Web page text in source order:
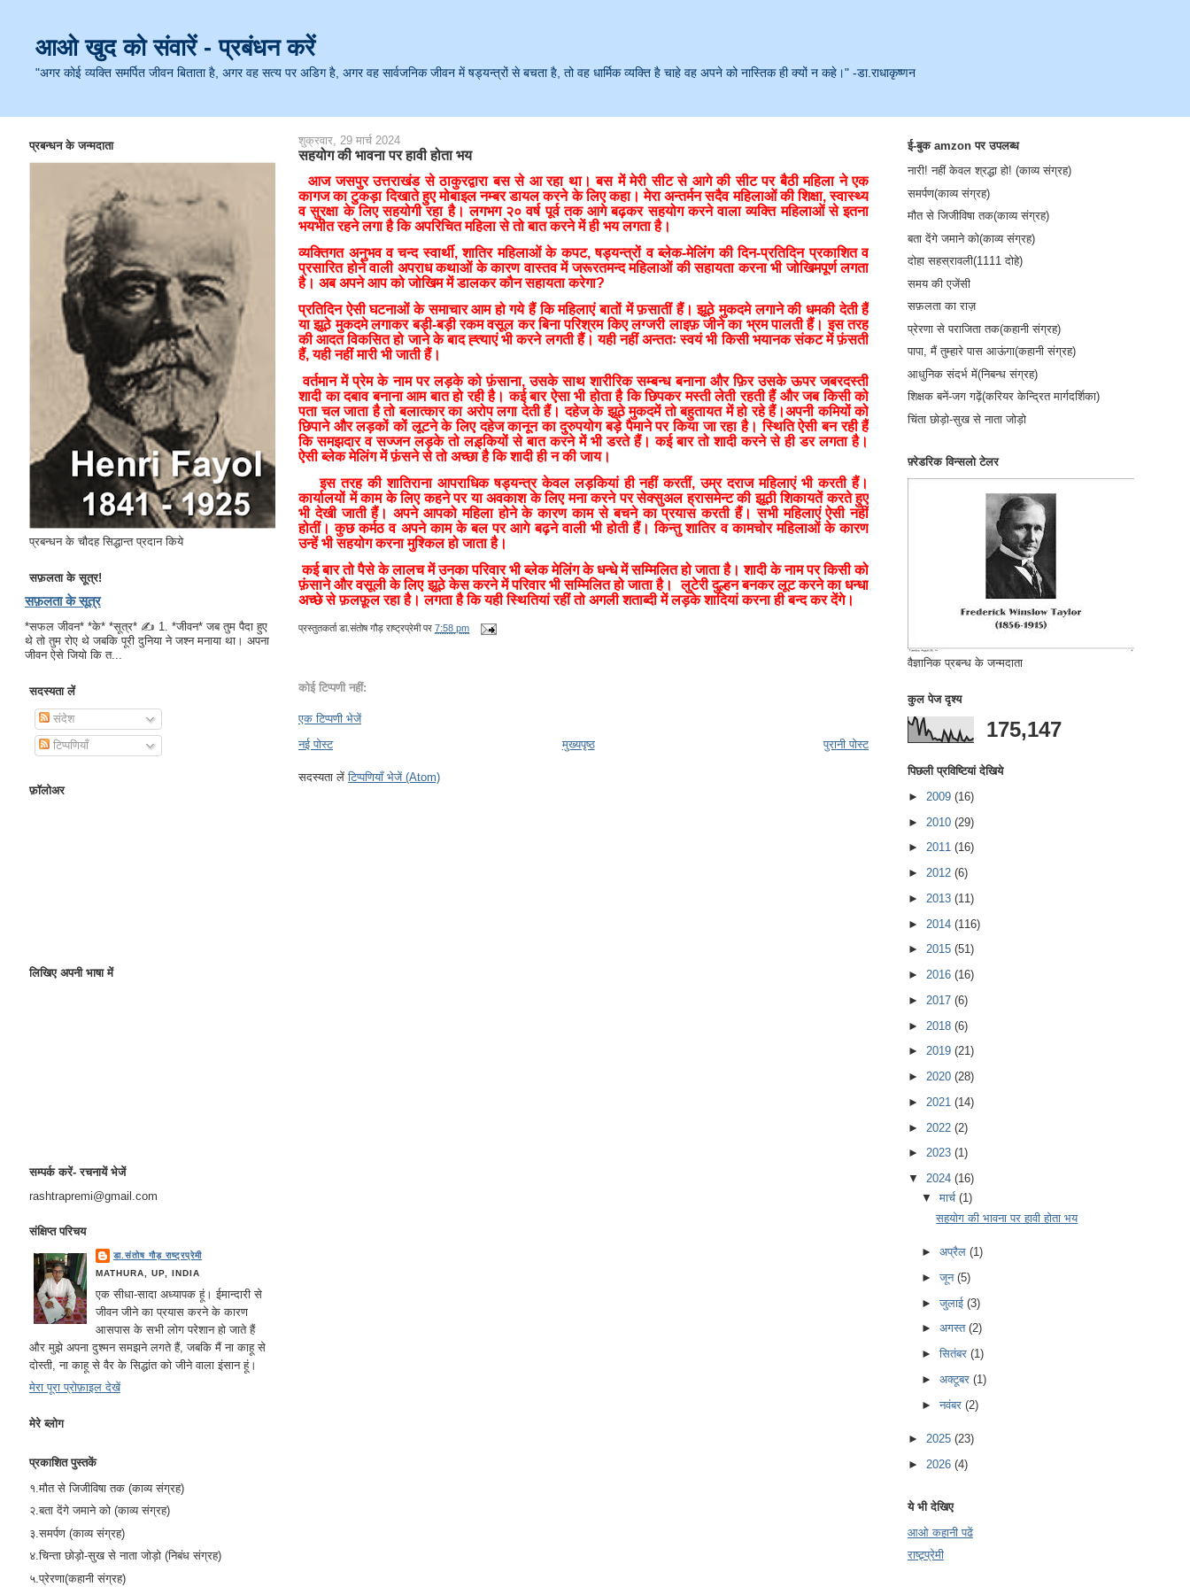
आओ खुद को संवारें - प्रबंधन करें
"अगर कोई व्यक्ति समर्पित जीवन बिताता है, अगर वह सत्य पर अडिग है, अगर वह सार्वजनिक जीवन में षड्यन्त्रों से बचता है, तो वह धार्मिक व्यक्ति है चाहे वह अपने को नास्तिक ही क्यों न कहे।" -डा.राधाकृष्णन
प्रबन्धन के जन्मदाता
प्रबन्धन के चौदह सिद्धान्त प्रदान किये
सफ़लता के सूत्र!
सफ़लता के सूत्र
*सफल जीवन* *के* *सूत्र* ✍ 1. *जीवन* जब तुम पैदा हुए
थे तो तुम रोए थे जबकि पूरी दुनिया ने जश्न मनाया था। अपना
जीवन ऐसे जियो कि त...
सदस्यता लें
संदेश
टिप्पणियाँ
फ़ॉलोअर
लिखिए अपनी भाषा में
सम्पर्क करें- रचनायें भेजें
rashtrapremi@gmail.com
संक्षिप्त परिचय
डा.संतोष गौड़ राष्ट्रप्रेमी
MATHURA, UP, INDIA
एक सीधा-सादा अध्यापक हूं। ईमान्दारी से
जीवन जीने का प्रयास करने के कारण
आसपास के सभी लोग परेशान हो जाते हैं
और मुझे अपना दुश्मन समझने लगते हैं, जबकि मैं ना काहू से
दोस्ती, ना काहू से वैर के सिद्धांत को जीने वाला इंसान हूं।
मेरा पूरा प्रोफ़ाइल देखें
मेरे ब्लोग
प्रकाशित पुस्तकें
१.मौत से जिजीविषा तक (काव्य संग्रह)
२.बता देंगे जमाने को (काव्य संग्रह)
३.समर्पण (काव्य संग्रह)
४.चिन्ता छोड़ो-सुख से नाता जोड़ो (निबंध संग्रह)
५.प्रेरणा(कहानी संग्रह)
शुक्रवार, 29 मार्च 2024
सहयोग की भावना पर हावी होता भय
आज जसपुर उत्तराखंड से ठाकुरद्वारा बस से आ रहा था। बस में मेरी सीट से आगे की सीट पर बैठी महिला ने एक
कागज का टुकड़ा दिखाते हुए मोबाइल नम्बर डायल करने के लिए कहा। मेरा अन्तर्मन सदैव महिलाओं की शिक्षा, स्वास्थ्य
व सुरक्षा के लिए सहयोगी रहा है। लगभग २० वर्ष पूर्व तक आगे बढ़कर सहयोग करने वाला व्यक्ति महिलाओं से इतना
भयभीत रहने लगा है कि अपरिचित महिला से तो बात करने में ही भय लगता है।
व्यक्तिगत अनुभव व चन्द स्वार्थी, शातिर महिलाओं के कपट, षड्यन्त्रों व ब्लेक-मेलिंग की दिन-प्रतिदिन प्रकाशित व
प्रसारित होने वाली अपराध कथाओं के कारण वास्तव में जरूरतमन्द महिलाओं की सहायता करना भी जोखिमपूर्ण लगता
है। अब अपने आप को जोखिम में डालकर कौन सहायता करेगा?
प्रतिदिन ऐसी घटनाओं के समाचार आम हो गये हैं कि महिलाएं बातों में फ़सातीं हैं। झूठे मुकदमे लगाने की धमकी देती हैं
या झूठे मुकदमे लगाकर बड़ी-बड़ी रकम वसूल कर बिना परिश्रम किए लग्जरी लाइफ़ जीने का भ्रम पालती हैं। इस तरह
की आदत विकसित हो जाने के बाद ह्त्याएं भी करने लगती हैं। यही नहीं अन्ततः स्वयं भी किसी भयानक संकट में फ़ंसती
हैं, यही नहीं मारी भी जाती हैं।
वर्तमान में प्रेम के नाम पर लड़के को फ़ंसाना, उसके साथ शारीरिक सम्बन्ध बनाना और फ़िर उसके ऊपर जबरदस्ती
शादी का दबाव बनाना आम बात हो रही है। कई बार ऐसा भी होता है कि छिपकर मस्ती लेती रहती हैं और जब किसी को
पता चल जाता है तो बलात्कार का अरोप लगा देती हैं। दहेज के झूठे मुकदमें तो बहुतायत में हो रहे हैं।अपनी कमियों को
छिपाने और लड़कों कों लूटने के लिए दहेज कानून का दुरुपयोग बड़े पैमाने पर किया जा रहा है। स्थिति ऐसी बन रही हैं
कि समझदार व सज्जन लड़के तो लड़्कियों से बात करने में भी डरते हैं। कई बार तो शादी करने से ही डर लगता है।
ऐसी ब्लेक मेलिंग में फ़ंसने से तो अच्छा है कि शादी ही न की जाय।
इस तरह की शातिराना आपराधिक षड्यन्त्र केवल लड़कियां ही नहीं करतीं, उम्र दराज महिलाएं भी करती हैं।
कार्यालयों में काम के लिए कहने पर या अवकाश के लिए मना करने पर सेक्सुअल ह्रासमेन्ट की झूठी शिकायतें करते हुए
भी देखी जाती हैं। अपने आपको महिला होने के कारण काम से बचने का प्रयास करती हैं। सभी महिलाएं ऐसी नहीं
होतीं। कुछ कर्मठ व अपने काम के बल पर आगे बढ़ने वाली भी होती हैं। किन्तु शातिर व कामचोर महिलाओं के कारण
उन्हें भी सहयोग करना मुश्किल हो जाता है।
कई बार तो पैसे के लालच में उनका परिवार भी ब्लेक मेलिंग के धन्धे में सम्मिलित हो जाता है। शादी के नाम पर किसी को
फ़ंसाने और वसूली के लिए झूठे केस करने में परिवार भी सम्मिलित हो जाता है।
लुटेरी दुल्हन बनकर लूट करने का धन्धा
अच्छे से फ़लफ़ूल रहा है। लगता है कि यही स्थितियां रहीं तो अगली शताब्दी में लड़के शादियां करना ही बन्द कर देंगे।
प्रस्तुतकर्ताडा.संतोष गौड़ राष्ट्रप्रेमी पर7:58 pm
कोई टिप्पणी नहीं:
एक टिप्पणी भेजें
नई पोस्ट
पुरानी पोस्ट
मुख्यपृष्ठ
सदस्यता लेंटिप्पणियाँ भेजें (Atom)
ई-बुक amzon पर उपलब्ध
नारी! नहीं केवल श्रद्धा हो! (काव्य संग्रह)
समर्पण(काव्य संग्रह)
मौत से जिजीविषा तक(काव्य संग्रह)
बता देंगे जमाने को(काव्य संग्रह)
दोहा सहस्रावली(1111 दोहे)
समय की एजेंसी
सफ़लता का राज़
प्रेरणा से पराजिता तक(कहानी संग्रह)
पापा, मैं तुम्हारे पास आऊंगा(कहानी संग्रह)
आधुनिक संदर्भ में(निबन्ध संग्रह)
शिक्षक बनें-जग गढ़ें(करियर केन्द्रित मार्गदर्शिका)
चिंता छोड़ो-सुख से नाता जोड़ो
फ़्रेडरिक विन्सलो टेलर
वैज्ञानिक प्रबन्ध के जन्मदाता
कुल पेज दृश्य
175,147
पिछली प्रविष्टियां देखिये
► 2009 (16)
► 2010 (29)
► 2011 (16)
► 2012 (6)
► 2013 (11)
► 2014 (116)
► 2015 (51)
► 2016 (16)
► 2017 (6)
► 2018 (6)
► 2019 (21)
► 2020 (28)
► 2021 (14)
► 2022 (2)
► 2023 (1)
▼ 2024 (16)
▼मार्च(1)
सहयोग की भावना पर हावी होता भय
►अप्रैल(1)
►जून(5)
►जुलाई(3)
►अगस्त(2)
►सितंबर(1)
►अक्टूबर(1)
►नवंबर(2)
► 2025 (23)
► 2026 (4)
ये भी देखिए
आओ कहानी पढें
राष्ट्र्प्रेमी